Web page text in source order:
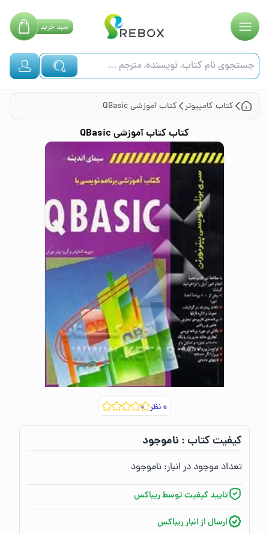
سبدخرید
کتاب کامپیوتر کتاب آموزشی QBasic
کتاب کتاب آموزشی QBasic
۰نظر
کیفیت کتاب :‌ ناموجود
تعداد موجود در انبار:‌ ناموجود
تایید کیفیت توسط ریباکس
ارسال از انبار ریباکس